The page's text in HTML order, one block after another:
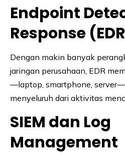
Endpoint
Response
Dengan makin banyak
jaringan perusahaan, EDR
—laptop, smartphone,
menyeluruh dari aktivitas
SIEM dan Log
Management